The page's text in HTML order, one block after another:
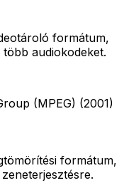
formátum,
audiokodeket.
(MPEG) (2001)
formátum,